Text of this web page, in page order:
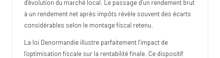
d’évolution du marché local. Le passage d’un rendement brut
à un rendement net après impôts révèle souvent des écarts
considérables selon le montage fiscal retenu.
La loi Denormandie illustre parfaitement l’impact de
l’optimisation fiscale sur la rentabilité finale. Ce dispositif